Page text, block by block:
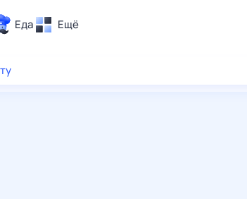
Еда Ещё